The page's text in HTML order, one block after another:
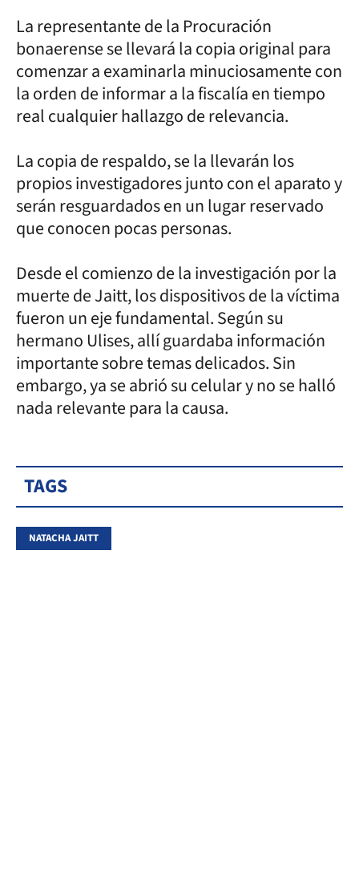
La representante de la Procuración
bonaerense se llevará la copia original para
comenzar a examinarla minuciosamente con
la orden de informar a la fiscalía en tiempo
real cualquier hallazgo de relevancia.
La copia de respaldo, se la llevarán los
propios investigadores junto con el aparato y
serán resguardados en un lugar reservado
que conocen pocas personas.
Desde el comienzo de la investigación por la
muerte de Jaitt, los dispositivos de la víctima
fueron un eje fundamental. Según su
hermano Ulises, allí guardaba información
importante sobre temas delicados. Sin
embargo, ya se abrió su celular y no se halló
nada relevante para la causa.
TAGS
NATACHA JAITT